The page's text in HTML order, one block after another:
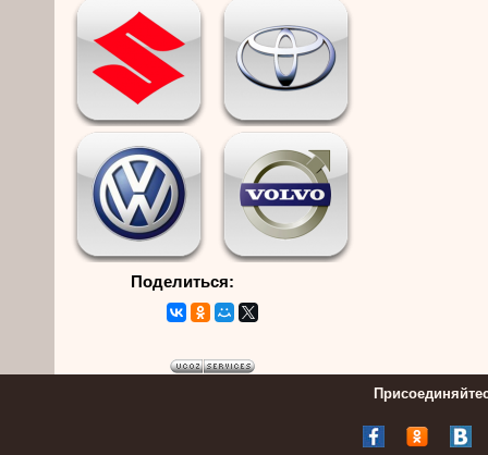
Поделиться: